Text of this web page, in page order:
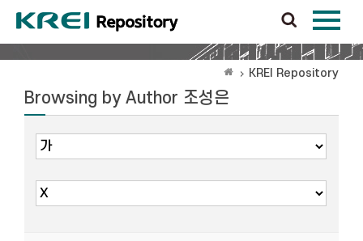
KREI Repository
Browsing by Author 조성은